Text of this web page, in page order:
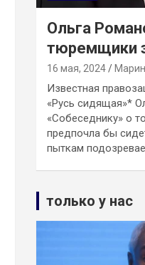
Ольга
тюремщики
16 мая, 2024
Известная
«Русь сидящая»*
«Собеседнику» о
предпочла бы
пыткам
только у нас